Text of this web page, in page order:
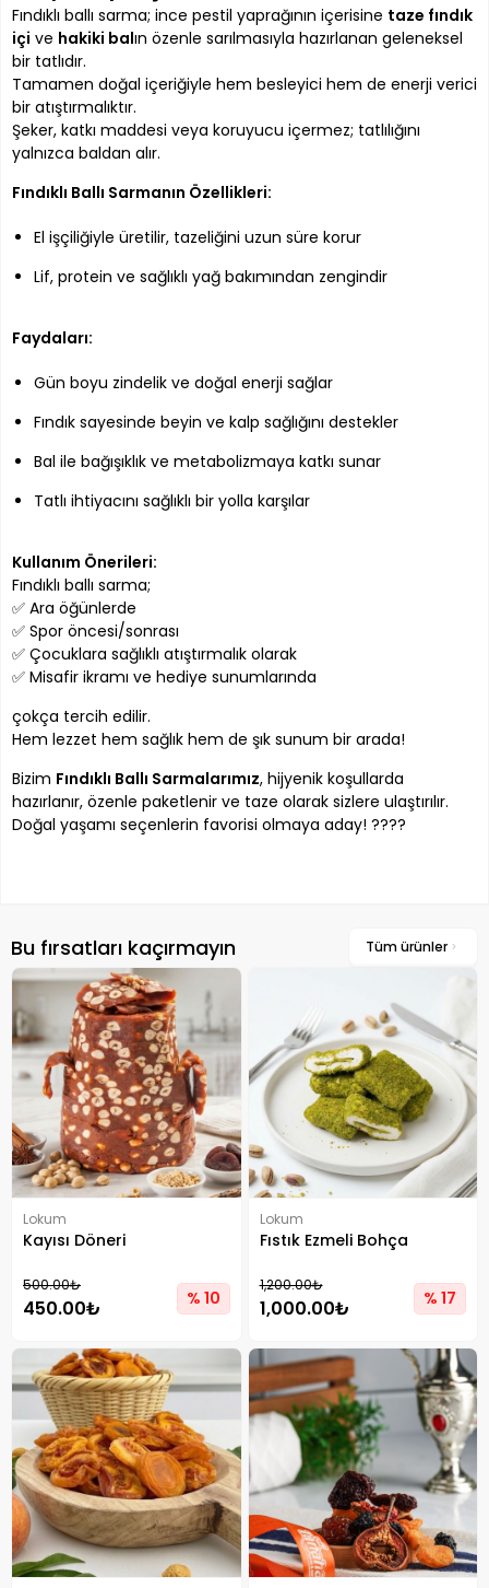
Fındıklı ballı sarma; ince pestil yaprağının içerisine taze fındık
içi ve hakiki balın özenle sarılmasıyla hazırlanan geleneksel
bir tatlıdır.
Tamamen doğal içeriğiyle hem besleyici hem de enerji verici
bir atıştırmalıktır.
Şeker, katkı maddesi veya koruyucu içermez; tatlılığını
yalnızca baldan alır.
Fındıklı Ballı Sarmanın Özellikleri:
El işçiliğiyle üretilir, tazeliğini uzun süre korur
Lif, protein ve sağlıklı yağ bakımından zengindir
Faydaları:
Gün boyu zindelik ve doğal enerji sağlar
Fındık sayesinde beyin ve kalp sağlığını destekler
Bal ile bağışıklık ve metabolizmaya katkı sunar
Tatlı ihtiyacını sağlıklı bir yolla karşılar
Kullanım Önerileri:
Fındıklı ballı sarma;
✅ Ara öğünlerde
✅ Spor öncesi/sonrası
✅ Çocuklara sağlıklı atıştırmalık olarak
✅ Misafir ikramı ve hediye sunumlarında
çokça tercih edilir.
Hem lezzet hem sağlık hem de şık sunum bir arada!
Bizim Fındıklı Ballı Sarmalarımız, hijyenik koşullarda
hazırlanır, özenle paketlenir ve taze olarak sizlere ulaştırılır.
Doğal yaşamı seçenlerin favorisi olmaya aday! ????
Bu fırsatları kaçırmayın Tüm ürünler
Lokum
Kayısı Döneri
500.00₺
450.00₺ % 10
Lokum
Fıstık Ezmeli Bohça
1,200.00₺
1,000.00₺ % 17